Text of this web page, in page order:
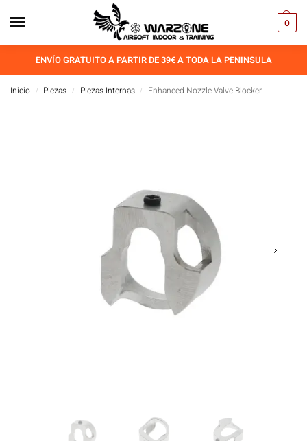
0
ENVÍO GRATUITO A PARTIR DE 39€ A TODA LA PENINSULA
Inicio / Piezas / Piezas Internas / Enhanced Nozzle Valve Blocker